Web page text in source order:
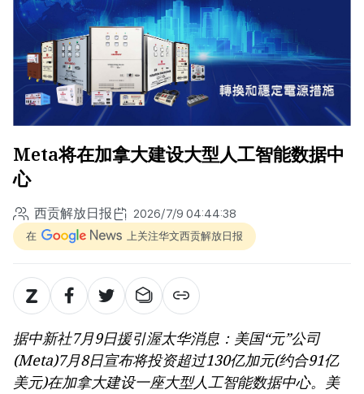
Meta将在加拿大建设大型人工智能数据中
心
西贡解放日报 2026/7/9 04:44:38
在 上关注华文西贡解放日报
据中新社7月9日援引渥太华消息：美国“元”公司
(Meta)7月8日宣布将投资超过130亿加元(约合91亿
美元)在加拿大建设一座大型人工智能数据中心。美